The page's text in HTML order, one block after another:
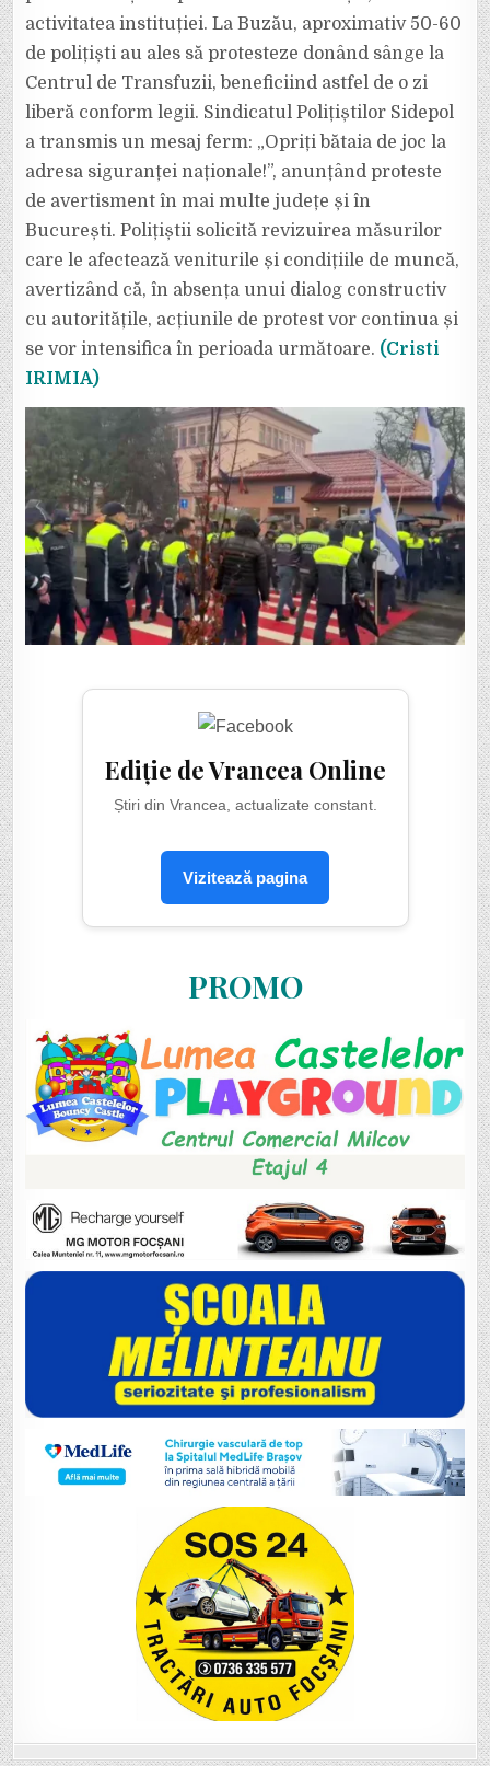
activitatea instituției. La Buzău, aproximativ 50-60
de polițiști au ales să protesteze donând sânge la
Centrul de Transfuzii, beneficiind astfel de o zi
liberă conform legii. Sindicatul Polițiștilor Sidepol
a transmis un mesaj ferm: „Opriți bătaia de joc la
adresa siguranței naționale!”, anunțând proteste
de avertisment în mai multe județe și în
București. Polițiștii solicită revizuirea măsurilor
care le afectează veniturile și condițiile de muncă,
avertizând că, în absența unui dialog constructiv
cu autoritățile, acțiunile de protest vor continua și
se vor intensifica în perioada următoare. (Cristi
IRIMIA)
Ediție de Vrancea Online
Știri din Vrancea, actualizate constant.
Vizitează pagina
PROMO